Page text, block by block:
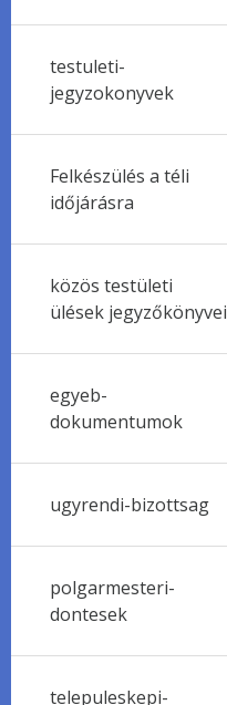
testuleti-
jegyzokonyvek
Felkészülés a téli
időjárásra
közös testületi
ülések jegyzőkönyvei
egyeb-
dokumentumok
ugyrendi-bizottsag
polgarmesteri-
dontesek
telepuleskepi-